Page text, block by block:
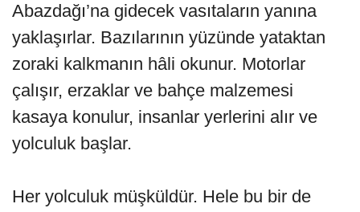
Abazdağı’na gidecek vasıtaların yanına
yaklaşırlar. Bazılarının yüzünde yataktan
zoraki kalkmanın hâli okunur. Motorlar
çalışır, erzaklar ve bahçe malzemesi
kasaya konulur, insanlar yerlerini alır ve
yolculuk başlar.
Her yolculuk müşküldür. Hele bu bir de